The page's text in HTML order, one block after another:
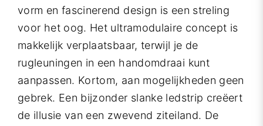
vorm en fascinerend design is een streling
voor het oog. Het ultramodulaire concept is
makkelijk verplaatsbaar, terwijl je de
rugleuningen in een handomdraai kunt
aanpassen. Kortom, aan mogelijkheden geen
gebrek. Een bijzonder slanke ledstrip creëert
de illusie van een zwevend ziteiland. De